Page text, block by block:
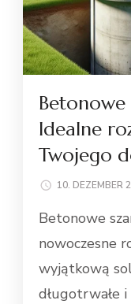
Idealne
Twojego
10. DEZEMBER
Betonowe
nowoczesne
wyjątkową
długotrwałe